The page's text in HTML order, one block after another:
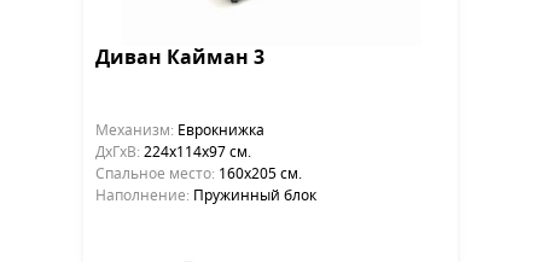
Диван Кайман 3
Механизм: Еврокнижка
ДхГхВ: 224х114x97 см.
Cпальное место: 160х205 см.
Наполнение: Пружинный блок